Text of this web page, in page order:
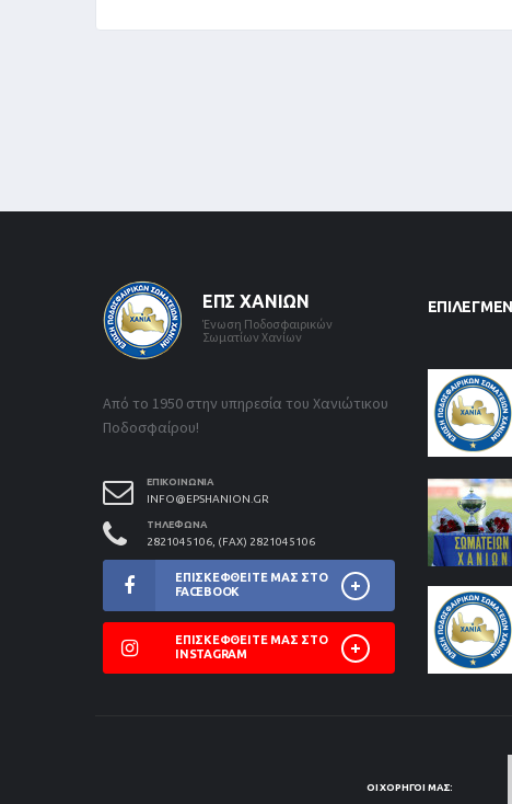
ΧΑΝΙΩΝ
ΕΠΣ ΧΑΝΊΩΝ
Ένωση Ποδοσφαιρικών
Σωματίων Χανίων
Από το 1950 στην υπηρεσία του Χανιώτικου
Ποδοσφαίρου!
ΕΠΙΚΟΙΝΩΝΊΑ
INFO@EPSHANION.GR
ΤΗΛΈΦΩΝΑ
2821045106, (FAX) 2821045106
ΕΠΙΣΚΕΦΘΕΊΤΕ ΜΑΣ ΣΤΟ
FACEBOOK
ΕΠΙΣΚΕΦΘΕΊΤΕ ΜΑΣ ΣΤΟ
INSTAGRAM
ΟΙ ΧΟΡΗΓΟΊ ΜΑΣ: